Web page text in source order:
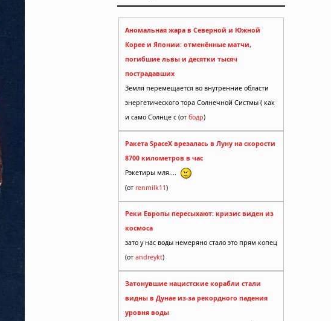
Аномальная жара в Северной и Южной
Корее и Японии: отменённые матчи,
погибшие львы и десятки тысяч
пострадавших
Земля перемещается во внутренние области
энергетического тора Солнечной Систмы ( как
и само Солнце с (от бодр)
Ракета SpaceX врезалась в Луну на скорости
8700 километров в час
Рэкетиры мля....
(от renmilk11)
Реки Европы пересыхают: кризис виден из
космоса
зато у нас воды немеряно стало это прям копец
(от andreykt)
Затонувшие нацистские корабли стали
видны в Дунае из-за рекордного падения
уровня воды